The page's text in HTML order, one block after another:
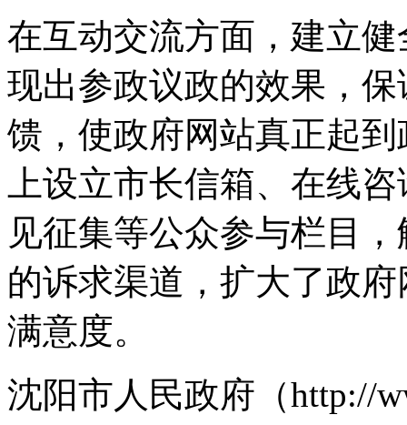
在互动交流方面，建立
现出参政议政的效果，
馈，使政府网站真正起
上设立市长信箱、在线
见征集等公众参与栏目
的诉求渠道，扩大了政
满意度。
沈阳市人民政府（http://